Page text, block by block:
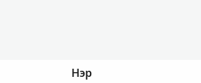
Нэр